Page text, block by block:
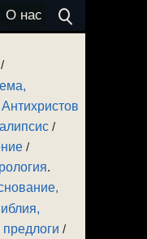
О нас
/
Антихристов
/
/
.
/